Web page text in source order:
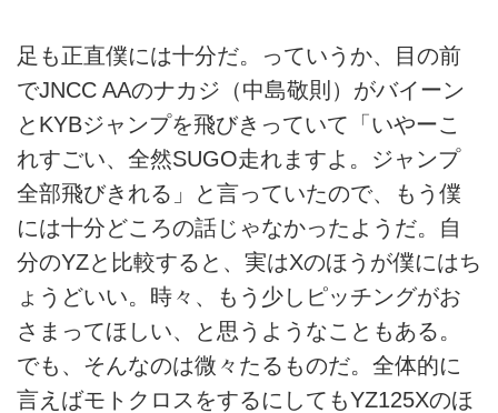
足も正直僕には十分だ。っていうか、目の前
でJNCC AAのナカジ（中島敬則）がバイーン
とKYBジャンプを飛びきっていて「いやーこ
れすごい、全然SUGO走れますよ。ジャンプ
全部飛びきれる」と言っていたので、もう僕
には十分どころの話じゃなかったようだ。自
分のYZと比較すると、実はXのほうが僕にはち
ょうどいい。時々、もう少しピッチングがお
さまってほしい、と思うようなこともある。
でも、そんなのは微々たるものだ。全体的に
言えばモトクロスをするにしてもYZ125Xのほ